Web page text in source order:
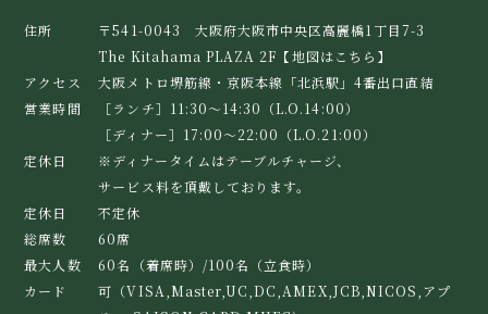
住所
〒541-0043 大阪府大阪市中央区高麗橋1丁目7-3
The Kitahama PLAZA 2F 【地図はこちら】
アクセス
大阪メトロ堺筋線・京阪本線「北浜駅」4番出口直結
営業時間
［ランチ］11:30～14:30（L.O.14:00）
［ディナー］17:00～22:00（L.O.21:00）
定休日
※ディナータイムはテーブルチャージ、
サービス料を頂戴しております。
定休日
不定休
総席数
60席
最大人数
60名（着席時）/100名（立食時）
カード
可（VISA,Master,UC,DC,AMEX,JCB,NICOS,アプ